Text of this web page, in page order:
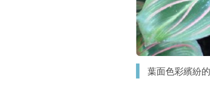
葉面色彩繽紛